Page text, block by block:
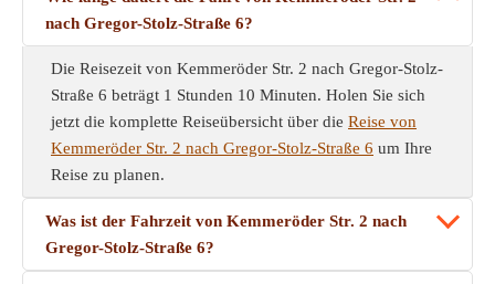
nach Gregor-Stolz-Straße 6?
Die Reisezeit von Kemmeröder Str. 2 nach Gregor-Stolz-
Straße 6 beträgt 1 Stunden 10 Minuten. Holen Sie sich
jetzt die komplette Reiseübersicht über die Reise von
Kemmeröder Str. 2 nach Gregor-Stolz-Straße 6 um Ihre
Reise zu planen.
Was ist der Fahrzeit von Kemmeröder Str. 2 nach
Gregor-Stolz-Straße 6?